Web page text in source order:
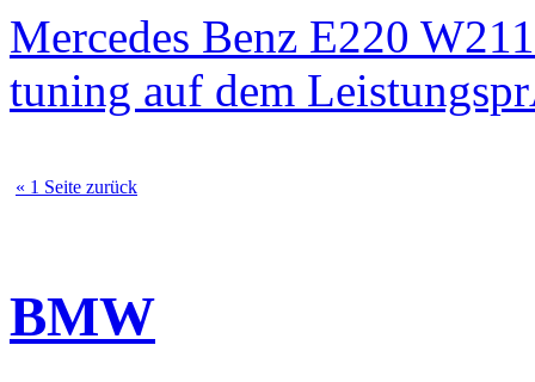
Mercedes Benz E220
tuning auf dem
« 1 Seite zurück
BMW